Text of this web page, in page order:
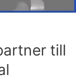
till